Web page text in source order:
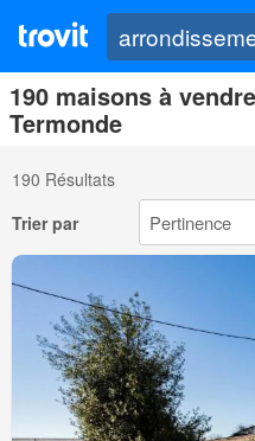
190 maisons à
Termonde
190 Résultats
Trier par